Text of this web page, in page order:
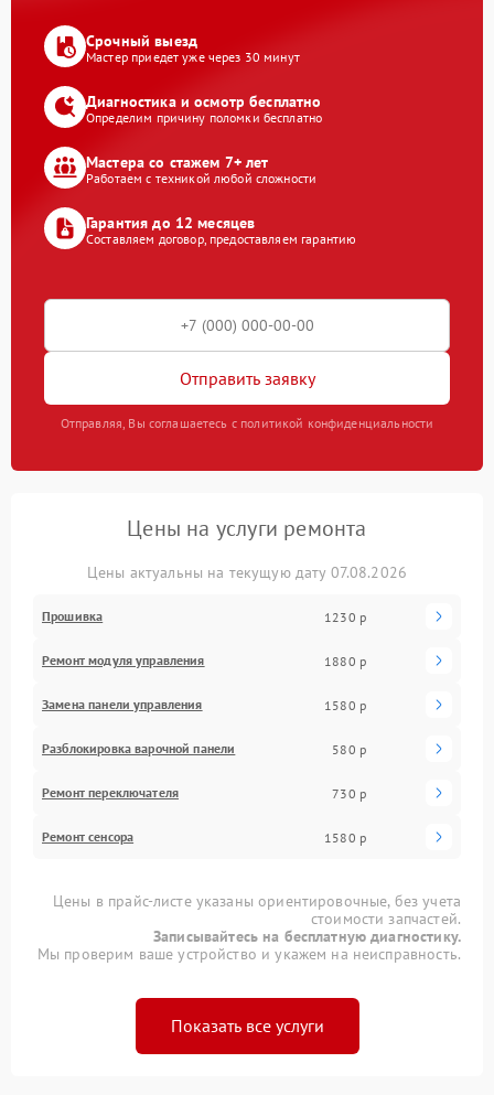
Срочный выезд
Мастер приедет уже через 30 минут
Диагностика и осмотр бесплатно
Определим причину поломки бесплатно
Мастера со стажем 7+ лет
Работаем с техникой любой сложности
Гарантия до 12 месяцев
Составляем договор, предоставляем гарантию
Отправить заявку
Отправляя, Вы соглашаетесь с политикой конфиденциальности
Цены на услуги ремонта
Цены актуальны на текущую дату 07.08.2026
Прошивка 1230 р
Ремонт модуля управления 1880 р
Замена панели управления 1580 р
Разблокировка варочной панели 580 р
Ремонт переключателя 730 р
Ремонт сенсора 1580 р
Цены в прайс-листе указаны ориентировочные, без учета
стоимости запчастей.
Записывайтесь на бесплатную диагностику.
Мы проверим ваше устройство и укажем на неисправность.
Показать все услуги